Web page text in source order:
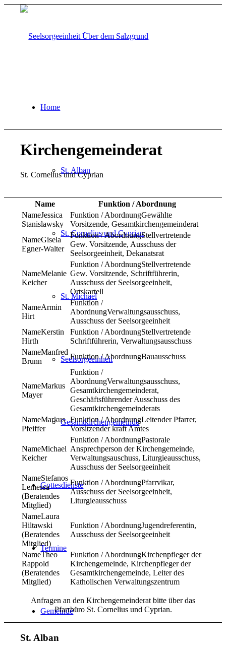
Home
St. Alban
St. Cornelius und Cyprian
St. Michael
Seelsorgeeinheit
Gesamtkirchengemeinde
Gottesdienste
Termine
Gemeinde
Kirchengemeinderat
St. Cornelius und Cyprian
Name
Funktion / Abordnung
Jessica
Stanislawsky
Gewählte
Vorsitzende, Gesamtkirchengemeinderat
Gisela
Egner-Walter
Stellvertretende
Gew. Vorsitzende, Ausschuss der
Seelsorgeeinheit, Dekanatsrat
Melanie
Keicher
Stellvertretende
Gew. Vorsitzende, Schriftführerin,
Ausschuss der Seelsorgeeinheit,
Ortskartell
Armin
Hirt
Verwaltungsausschuss,
Ausschuss der Seelsorgeeinheit
Kerstin
Hirth
Stellvertretende
Schriftführerin, Verwaltungsausschuss
Manfred
Brunn
Bauausschuss
Markus
Mayer
Verwaltungsausschuss,
Gesamtkirchengemeinderat,
Geschäftsführender Ausschuss des
Gesamtkirchengemeinderats
Markus
Pfeiffer
Leitender Pfarrer,
Vorsitzender kraft Amtes
Michael
Keicher
Pastorale
Ansprechperson der Kirchengemeinde,
Verwaltungsauschuss, Liturgieausschuss,
Ausschuss der Seelsorgeeinheit
Stefanos
Lemessa
(Beratendes
Mitglied)
Pfarrvikar,
Ausschuss der Seelsorgeeinheit,
Liturgieausschuss
Laura
Hiltawski
(Beratendes
Mitglied)
Jugendreferentin,
Ausschuss der Seelsorgeeinheit
Theo
Rappold
(Beratendes
Mitglied)
Kirchenpfleger der
Kirchengemeinde, Kirchenpfleger der
Gesamtkirchengemeinde, Leiter des
Katholischen Verwaltungszentrum
Anfragen an den Kirchengemeinderat bitte über das
Pfarrbüro St. Cornelius und Cyprian.
St. Alban